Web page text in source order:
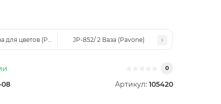
для цветов (Pavone) JP-852/ 2 Ваза (Pavone)
0
08 Артикул: 105420